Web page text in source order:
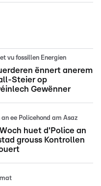
vu fossillen Energien
ënnert anerem
Steier op
Gewënner
ee Policehond am Asaz
huet d'Police an
grouss Kontrollen